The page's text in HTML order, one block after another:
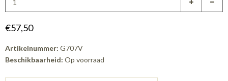
€57,50
Artikelnummer: G707V
Beschikbaarheid: Op voorraad